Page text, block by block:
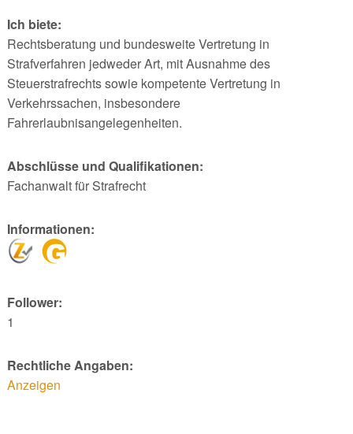
Ich biete:
Rechtsberatung und bundesweite Vertretung in
Strafverfahren jedweder Art, mit Ausnahme des
Steuerstrafrechts sowie kompetente Vertretung in
Verkehrssachen, insbesondere
Fahrerlaubnisangelegenheiten.
Abschlüsse und Qualifikationen:
Fachanwalt für Strafrecht
Informationen:
Follower:
1
Rechtliche Angaben:
Anzeigen